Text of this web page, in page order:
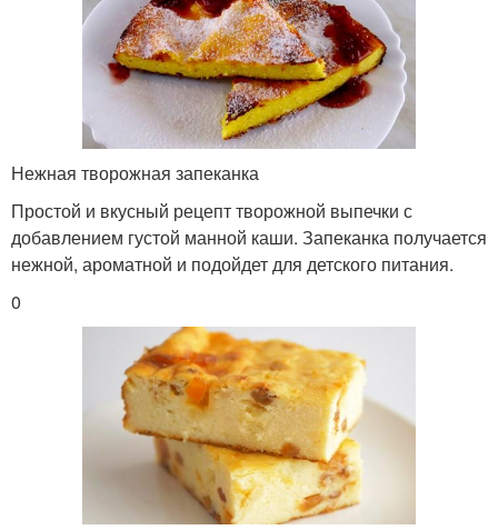
Нежная творожная запеканка
Простой и вкусный рецепт творожной выпечки с
добавлением густой манной каши. Запеканка получается
нежной, ароматной и подойдет для детского питания.
0